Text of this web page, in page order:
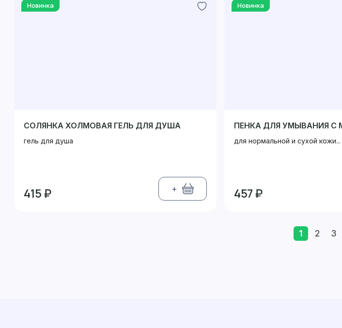
Новинка
СОЛЯНКА ХОЛМОВАЯ ГЕЛЬ ДЛЯ ДУША
гель для душа
415 ₽ +
Новинка
ПЕНКА ДЛЯ УМЫВАНИЯ С
для нормальной и сухой кожи...
457 ₽
1 2 3